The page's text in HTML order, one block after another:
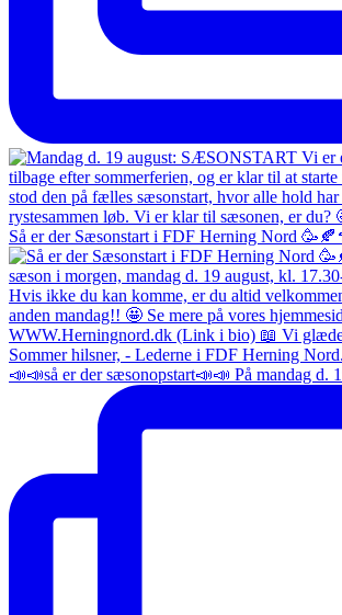
Så er der Sæsonstart i FDF Herning Nord
📣📣så er der sæsonopstart📣📣 På mandag d.